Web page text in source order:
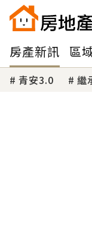
房產新訊 區
青安3.0 繼